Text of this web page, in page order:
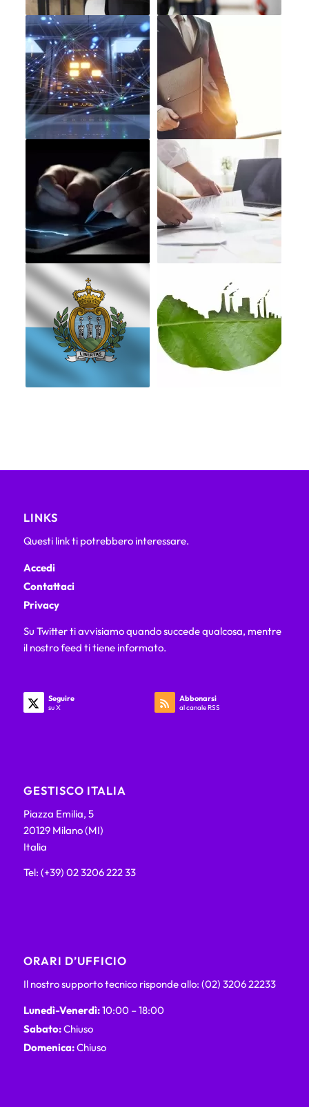
LINKS
Questi link ti potrebbero interessare.
Accedi
Contattaci
Privacy
Su Twitter ti avvisiamo quando succede qualcosa, mentre
il nostro feed ti tiene informato.
Seguire
su X
Abbonarsi
al canale RSS
GESTISCO ITALIA
Piazza Emilia, 5
20129 Milano (MI)
Italia
Tel: (+39) 02 3206 222 33
ORARI D’UFFICIO
Il nostro supporto tecnico risponde allo: (02) 3206 22233
Lunedì-Venerdì:10:00 – 18:00
Sabato:Chiuso
Domenica:Chiuso